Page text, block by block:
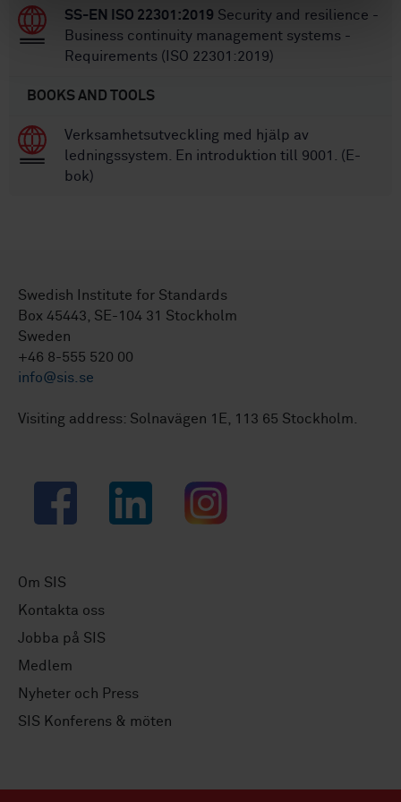
SS-EN ISO 22301:2019 Security and resilience -
Business continuity management systems -
Requirements (ISO 22301:2019)
BOOKS AND TOOLS
Verksamhetsutveckling med hjälp av
ledningssystem. En introduktion till 9001. (E-
bok)
Swedish Institute for Standards
Box 45443, SE-104 31 Stockholm
Sweden
+46 8-555 520 00
info@sis.se
Visiting address: Solnavägen 1E, 113 65 Stockholm.
Facebook LinkedIn Instagram
Om SIS
Kontakta oss
Jobba på SIS
Medlem
Nyheter och Press
SIS Konferens & möten